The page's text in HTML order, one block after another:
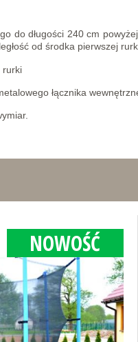
do długości 240 cm
od środka pierwszej
rurki
łącznika
NOWOŚĆ